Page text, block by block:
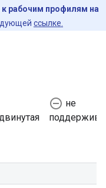
к рабочим профилям на
ссылке.
remove_circle_outline не